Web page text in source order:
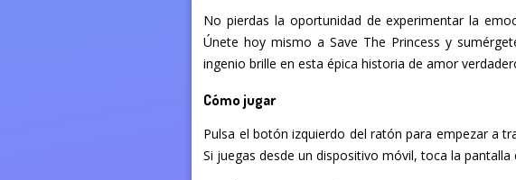
No pierdas la oportunidad de experimentar la
Únete hoy mismo a Save The Princess y
ingenio brille en esta épica historia de amor
Cómo jugar
Pulsa el botón izquierdo del ratón para empezar a
Si juegas desde un dispositivo móvil, toca la pantalla